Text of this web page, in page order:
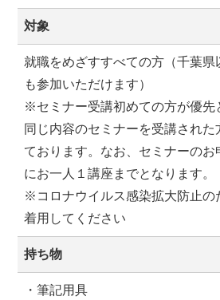
対象
就職をめざすすべての方（千葉
も参加いただけます）
※セミナー受講初めての方が優先
同じ内容のセミナーを受講され
ております。なお、セミナーのお
にお一人１講座までとなります。
※コロナウイルス感染拡大防止の
着用してください
持ち物
・筆記用具